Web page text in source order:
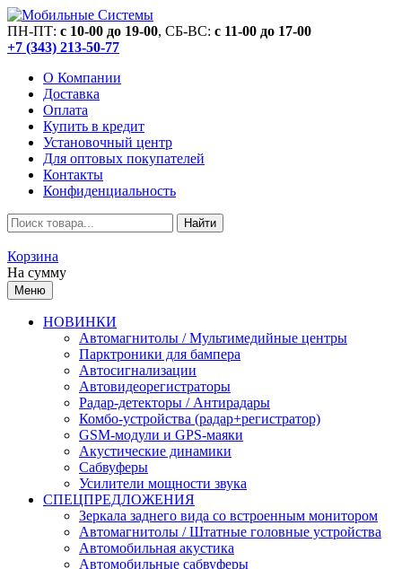
ПН-ПТ: c 10-00 до 19-00, СБ-ВС: c 11-00 до 17-00
+7 (343) 213-50-77
О Компании
Доставка
Оплата
Купить в кредит
Установочный центр
Для оптовых покупателей
Контакты
Конфиденциальность
Найти
Корзина
На сумму
Меню
НОВИНКИ
Автомагнитолы / Мультимедийные центры
Парктроники для бампера
Автосигнализации
Автовидеорегистраторы
Радар-детекторы / Антирадары
Комбо-устройства (радар+регистратор)
GSM-модули и GPS-маяки
Акустические динамики
Сабвуферы
Усилители мощности звука
СПЕЦПРЕДЛОЖЕНИЯ
Зеркала заднего вида со встроенным монитором
Автомагнитолы / Штатные головные устройства
Автомобильная акустика
Автомобильные сабвуферы